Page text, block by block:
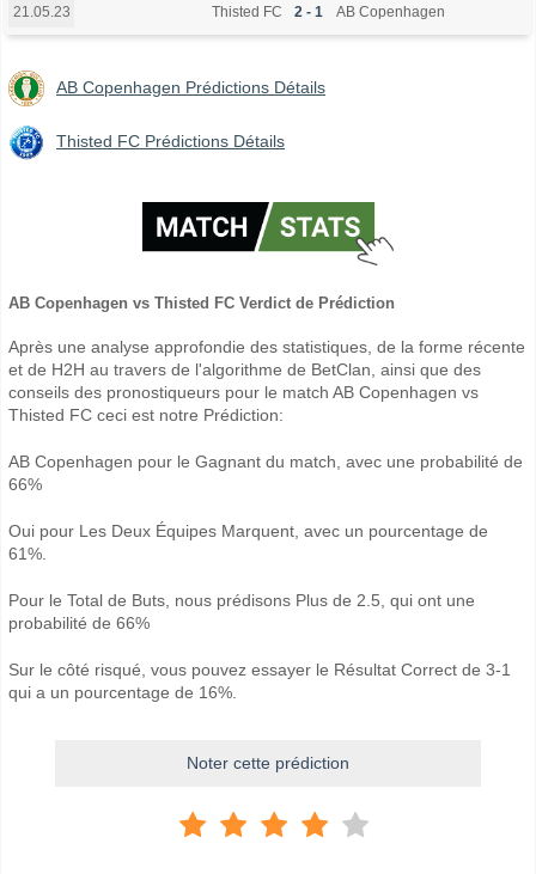
21.05.23 Thisted FC 2 - 1 AB Copenhagen
AB Copenhagen Prédictions Détails
Thisted FC Prédictions Détails
AB Copenhagen vs Thisted FC Verdict de Prédiction
Après une analyse approfondie des statistiques, de la forme récente
et de H2H au travers de l'algorithme de BetClan, ainsi que des
conseils des pronostiqueurs pour le match AB Copenhagen vs
Thisted FC ceci est notre Prédiction:
AB Copenhagen pour le Gagnant du match, avec une probabilité de
66%
Oui pour Les Deux Équipes Marquent, avec un pourcentage de
61%.
Pour le Total de Buts, nous prédisons Plus de 2.5, qui ont une
probabilité de 66%
Sur le côté risqué, vous pouvez essayer le Résultat Correct de 3-1
qui a un pourcentage de 16%.
Noter cette prédiction